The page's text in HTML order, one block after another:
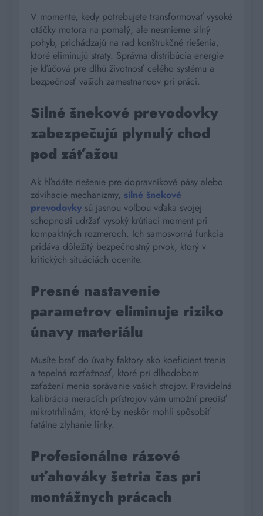
V momente, kedy potrebujete transformovať vysoké
otáčky motora na pomalý, ale nesmierne silný
pohyb, prichádzajú na rad konštrukčné riešenia,
ktoré eliminujú straty. Správna distribúcia energie
je kľúčová pre dlhú životnosť celého systému a
bezpečnosť vašich zamestnancov pri práci.
Silné šnekové prevodovky
zabezpečujú plynulý chod
pod záťažou
Ak hľadáte riešenie pre dopravníkové pásy alebo
zdvíhacie mechanizmy, silné šnekové
prevodovky sú jasnou voľbou vďaka svojej
schopnosti udržať vysoký krútiaci moment pri
kompaktných rozmeroch. Ich samosvorná funkcia
pridáva dôležitý bezpečnostný prvok, ktorý v
kritických situáciách oceníte.
Presné nastavenie
parametrov eliminuje riziko
únavy materiálu
Musíte brať do úvahy faktory ako koeficient trenia
a tepelná rozťažnosť, ktoré pri dlhodobom
zaťažení menia správanie vašich strojov. Pravidelná
kalibrácia meracích prístrojov vám umožní predísť
mikrotrhlinám, ktoré by neskôr mohli spôsobiť
fatálne zlyhanie linky.
Profesionálne rázové
uťahováky šetria čas pri
montážnych prácach